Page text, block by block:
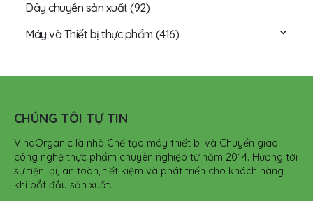
Dây chuyền sản xuất(92)
Máy và Thiết bị thực phẩm (416)
CHÚNG TÔI TỰ TIN
VinaOrganic là nhà Chế tạo máy thiết bị và Chuyển giao
công nghệ thực phẩm chuyên nghiệp từ năm 2014. Hướng tới
sự tiện lợi, an toàn, tiết kiệm và phát triển cho khách hàng
khi bắt đầu sản xuất.